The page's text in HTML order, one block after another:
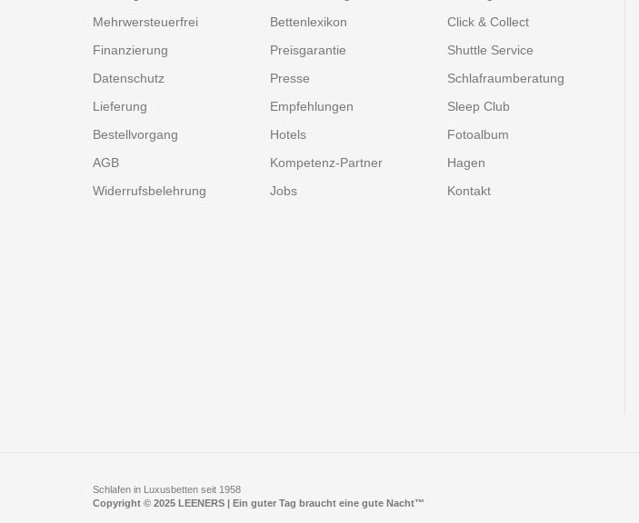
Mehrwersteuerfrei
Finanzierung
Datenschutz
Lieferung
Bestellvorgang
AGB
Widerrufsbelehrung
Bettenlexikon
Preisgarantie
Presse
Empfehlungen
Hotels
Kompetenz-Partner
Jobs
Click & Collect
Shuttle Service
Schlafraumberatung
Sleep Club
Fotoalbum
Hagen
Kontakt
Schlafen in Luxusbetten seit 1958
Copyright © 2025 LEENERS | Ein guter Tag braucht eine gute Nacht™